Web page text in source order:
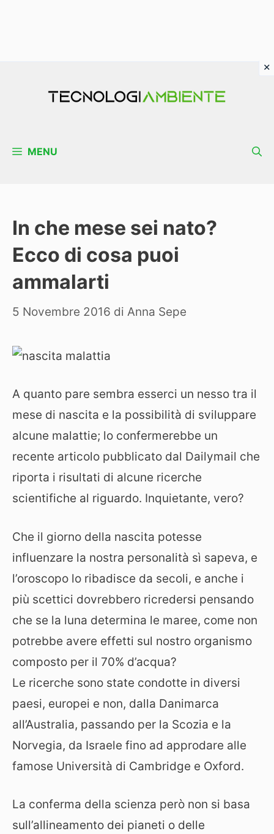
MENU
In che mese sei nato?
Ecco di cosa puoi
ammalarti
5 Novembre 2016 di Anna Sepe
A quanto pare sembra esserci un nesso tra il
mese di nascita e la possibilità di sviluppare
alcune malattie; lo confermerebbe un
recente articolo pubblicato dal Dailymail che
riporta i risultati di alcune ricerche
scientifiche al riguardo. Inquietante, vero?
Che il giorno della nascita potesse
influenzare la nostra personalità sì sapeva, e
l’oroscopo lo ribadisce da secoli, e anche i
più scettici dovrebbero ricredersi pensando
che se la luna determina le maree, come non
potrebbe avere effetti sul nostro organismo
composto per il 70% d’acqua?
Le ricerche sono state condotte in diversi
paesi, europei e non, dalla Danimarca
all’Australia, passando per la Scozia e la
Norvegia, da Israele fino ad approdare alle
famose Università di Cambridge e Oxford.
La conferma della scienza però non si basa
sull’allineamento dei pianeti o delle